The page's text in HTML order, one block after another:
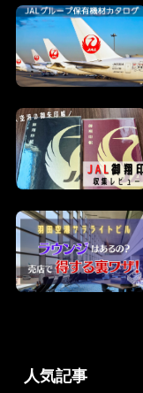
人気記事